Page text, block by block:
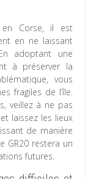
en Corse, il est
en ne laissant
adoptant une
à préserver la
vous
fragiles de l’île.
veillez à ne pas
laissez les lieux
de manière
GR20 restera un
futures.